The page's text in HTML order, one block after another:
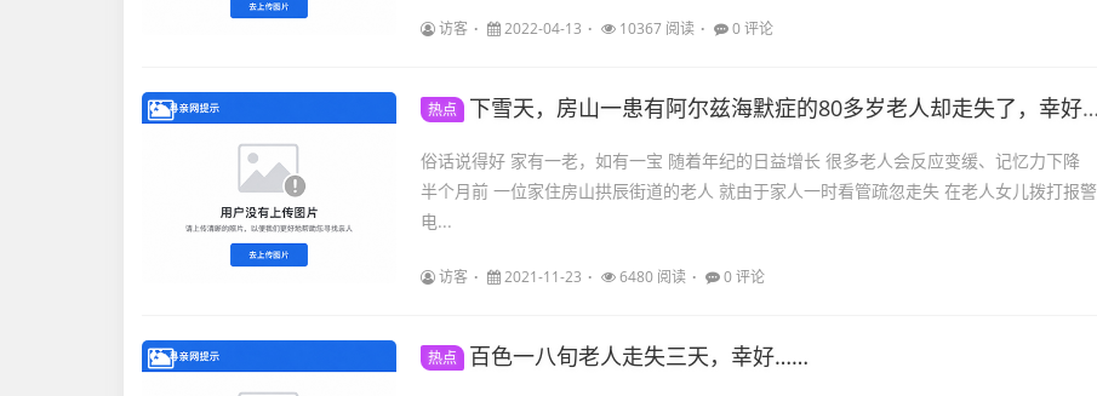
访客 2022-04-13 10367 阅读 0 评论
热点 下雪天，房山一患有阿尔兹海默症的80多岁老人却走失了，幸好……
俗话说得好 家有一老，如有一宝 随着年纪的日益增长 很多老人会反应变缓、记忆力下降
半个月前 一位家住房山拱辰街道的老人 就由于家人一时看管疏忽走失 在老人女儿拨打报警
电...
访客 2021-11-23 6480 阅读 0 评论
热点 百色一八旬老人走失三天，幸好……